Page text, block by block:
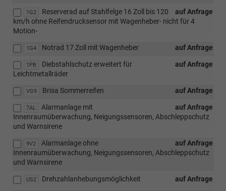
1G2 auf Anfrage
Reserverad auf Stahlfelge 16 Zoll bis 120
km/h ohne Reifendrucksensor mit Wagenheber- nicht für 4
Motion-
1G4 auf Anfrage
Notrad 17 Zoll mit Wagenheber
1PB auf Anfrage
Diebstahlschutz erweitert für
Leichtmetallräder
VG9 auf Anfrage
Brisa Sommerreifen
7AL auf Anfrage
Alarmanlage mit
Innenraumüberwachung, Neigungssensoren, Abschleppschutz
und Warnsirene
9V2 auf Anfrage
Alarmanlage ohne
Innenraumüberwachung, Neigungssensoren, Abschleppschutz
und Warnsirene
US2 auf Anfrage
Drehzahlanhebungsmöglichkeit